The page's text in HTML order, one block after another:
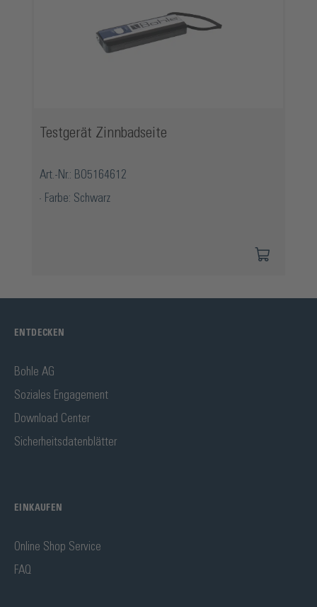
Testgerät Zinnbadseite
Art.-Nr.: BO5164612
Farbe: Schwarz
ENTDECKEN
Bohle AG
Soziales Engagement
Download Center
Sicherheitsdatenblätter
EINKAUFEN
Online Shop Service
FAQ